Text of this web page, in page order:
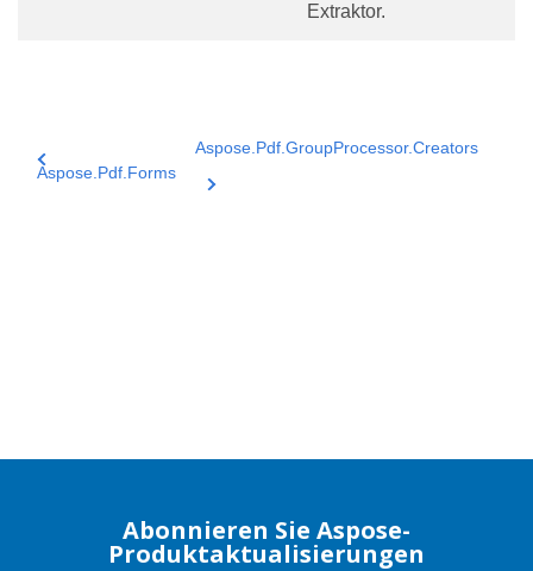
Extraktor.
Aspose.Pdf.Forms
Aspose.Pdf.GroupProcessor.Creators
Abonnieren Sie Aspose-
Produktaktualisierungen